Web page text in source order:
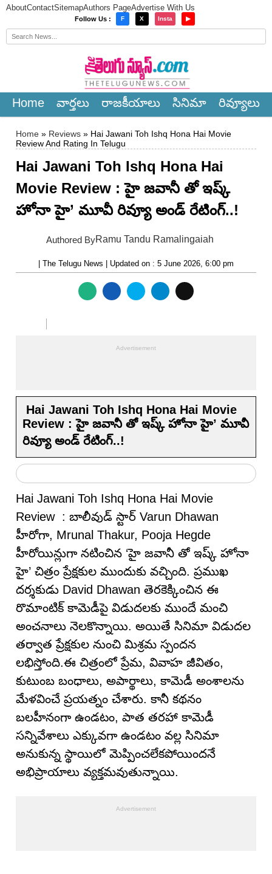
AboutContactSitemapAuthors PageAdvertise With Us
Follow Us : F X Insta ▶
Home వార్త‌లు రాజ‌కీయాలు సినిమా రివ్యూలు
Home » Reviews » Hai Jawani Toh Ishq Hona Hai Movie
Review And Rating In Telugu
Hai Jawani Toh Ishq Hona Hai
Movie Review : హై జవానీ తో ఇష్క్
హోనా హై’ మూవీ రివ్యూ అండ్ రేటింగ్‌..!
Authored ByRamu Tandu Ramalingaiah
| The Telugu News | Updated on : 5 June 2026, 6:00 pm
Hai Jawani Toh Ishq Hona Hai Movie
Review : హై జవానీ తో ఇష్క్ హోనా హై’ మూవీ
రివ్యూ అండ్ రేటింగ్‌..!
Hai Jawani Toh Ishq Hona Hai Movie
Review : బాలీవుడ్ స్టార్ Varun Dhawan
హీరోగా, Mrunal Thakur, Pooja Hegde
హీరోయిన్లుగా నటించిన ‘హై జవానీ తో ఇష్క్ హోనా
హై’ చిత్రం ప్రేక్షకుల ముందుకు వచ్చింది. ప్రముఖ
దర్శకుడు David Dhawan తెరకెక్కించిన ఈ
రొమాంటిక్ కామెడీపై విడుదలకు ముందే మంచి
అంచనాలు నెలకొన్నాయి. అయితే సినిమా విడుదల
తర్వాత ప్రేక్షకుల నుంచి మిశ్రమ స్పందన
లభిస్తోంది.ఈ చిత్రంలో ప్రేమ, వివాహ జీవితం,
కుటుంబ బంధాలు, అపార్థాలు, కామెడీ అంశాలను
మేళవించే ప్రయత్నం చేశారు. కానీ కథనం
బలహీనంగా ఉండటం, పాత తరహా కామెడీ
సన్నివేశాలు ఎక్కువగా ఉండటం వల్ల సినిమా
అనుకున్న స్థాయిలో మెప్పించలేకపోయిందనే
అభిప్రాయాలు వ్యక్తమవుతున్నాయి.